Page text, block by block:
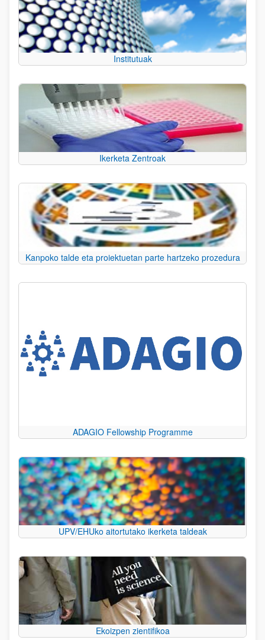
Institutuak
Ikerketa Zentroak
Kanpoko talde eta proiektuetan parte hartzeko prozedura
ADAGIO Fellowship Programme
UPV/EHUko aitortutako ikerketa taldeak
Ekoizpen zientifikoa